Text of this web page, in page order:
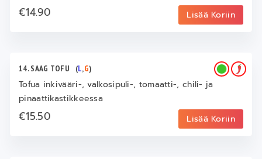
€14.90 Lisää Koriin
14. SAAG TOFU (L,G)
Tofua inkivääri-, valkosipuli-, tomaatti-, chili- ja
pinaattikastikkeessa
€15.50 Lisää Koriin